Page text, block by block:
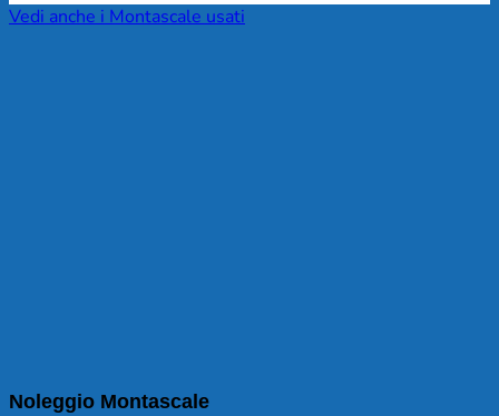
Vedi anche i Montascale usati
Noleggio Montascale